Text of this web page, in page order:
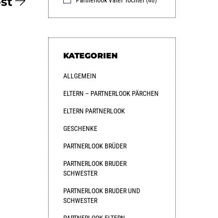
KATEGORIEN
ALLGEMEIN
ELTERN – PARTNERLOOK PÄRCHEN
ELTERN PARTNERLOOK
GESCHENKE
PARTNERLOOK BRÜDER
PARTNERLOOK BRUDER
SCHWESTER
PARTNERLOOK BRUDER UND
SCHWESTER